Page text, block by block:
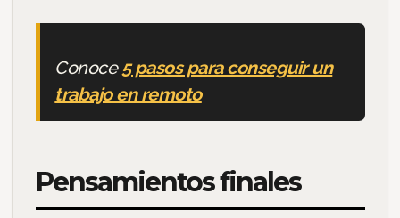
Conoce5 pasos para conseguir un
trabajo en remoto
Pensamientos finales